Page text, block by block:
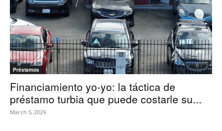
Préstamos
Financiamiento yo-yo: la táctica de
préstamo turbia que puede costarle su...
March 5, 2026